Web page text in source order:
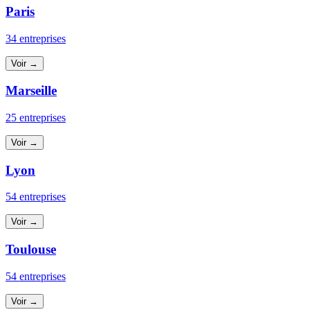
Paris
34 entreprises
Voir →
Marseille
25 entreprises
Voir →
Lyon
54 entreprises
Voir →
Toulouse
54 entreprises
Voir →